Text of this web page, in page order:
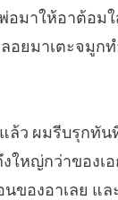
อมาให้อาต้อม
อยมาเตะจมูก
ล้ว ผมรีบรุกทัน
ใหญ่กว่าของเ
นของอาเลย แ